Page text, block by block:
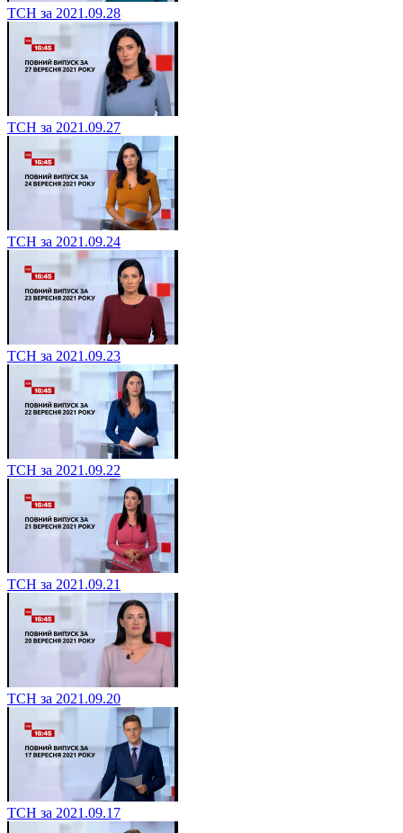
ТСН за 2021.09.28
ТСН за 2021.09.27
ТСН за 2021.09.24
ТСН за 2021.09.23
ТСН за 2021.09.22
ТСН за 2021.09.21
ТСН за 2021.09.20
ТСН за 2021.09.17